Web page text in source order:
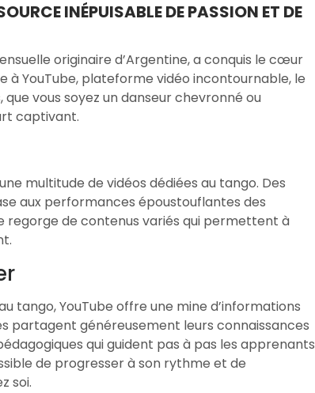
INÉPUISABLE DE PASSION ET DE
originaire d’Argentine, a conquis le cœur
à YouTube, plateforme vidéo incontournable, le
vous soyez un danseur chevronné ou
captivant.
multitude de vidéos dédiées au tango. Des
aux performances époustouflantes des
regorge de contenus variés qui permettent à
tango, YouTube offre une mine d’informations
partagent généreusement leurs connaissances
qui guident pas à pas les apprenants
de progresser à son rythme et de
soi.